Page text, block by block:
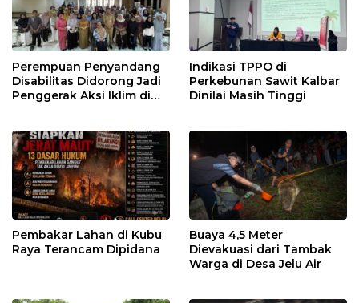
Perempuan Penyandang
Disabilitas Didorong Jadi
Penggerak Aksi Iklim di
Indikasi TPPO di
Perkebunan Sawit Kalbar
Dinilai Masih Tinggi
Pembakar Lahan di Kubu
Raya Terancam Dipidana
Buaya 4,5 Meter
Dievakuasi dari Tambak
Warga di Desa Jelu Air